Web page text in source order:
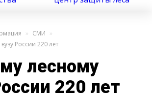
СМИ
России 220 лет
лесному
220 лет